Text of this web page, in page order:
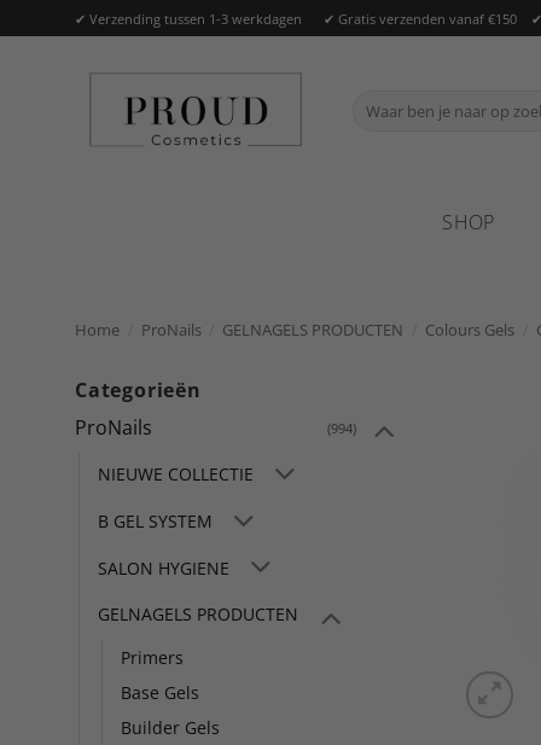
naar
✔ Verzending tussen 1-3 werkdagen ✔ Gratis verzenden vanaf €150
Zoeken
SHOP
Home ProNails GELNAGELS PRODUCTEN Colours Gels
Categorieën
ProNails
(994)
NIEUWE COLLECTIE
B GEL SYSTEM
SALON HYGIENE
GELNAGELS PRODUCTEN
Primers
Base Gels
Builder Gels